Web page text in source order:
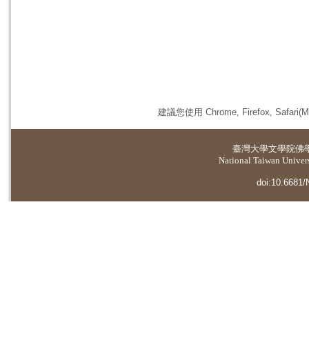
建議您使用 Chrome, Firefox,
臺灣大學文學院佛
National Taiwan
doi:10.6681/